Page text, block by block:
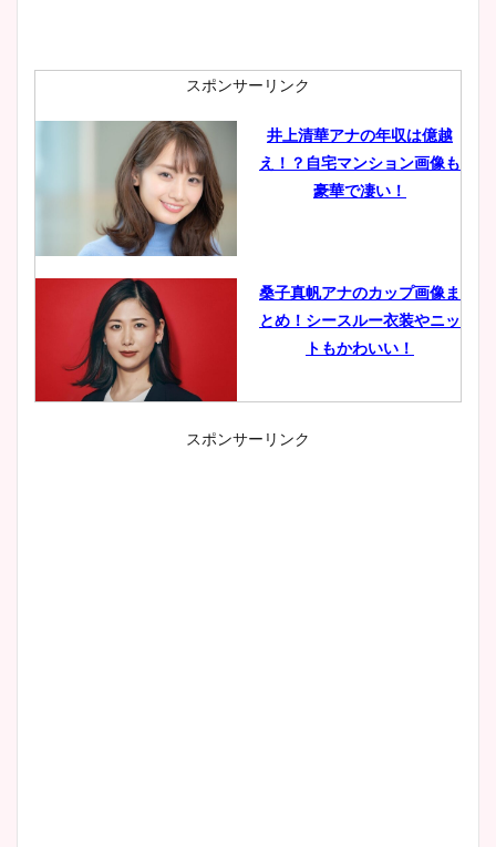
スポンサーリンク
井上清華アナの年収は億越
え！？自宅マンション画像も
豪華で凄い！
桑子真帆アナのカップ画像ま
とめ！シースルー衣装やニッ
トもかわいい！
小室瑛莉子のカップ画像まと
スポンサーリンク